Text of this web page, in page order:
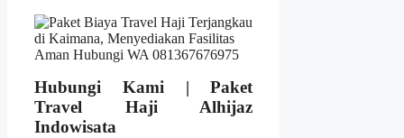
Hubungi Kami | Paket
Travel Haji Alhijaz
Indowisata